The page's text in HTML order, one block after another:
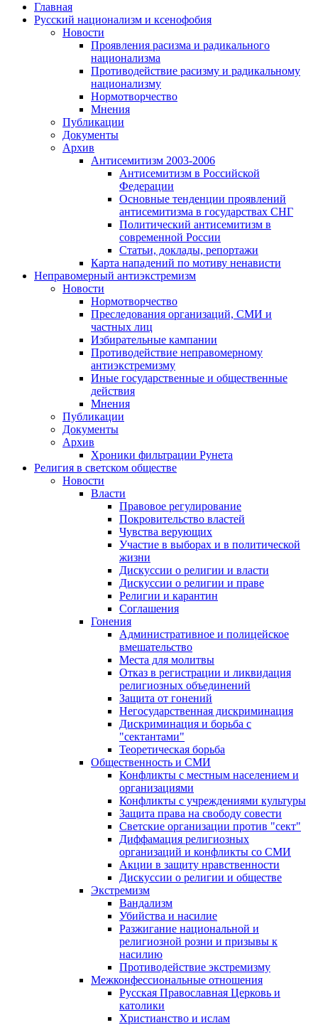
Главная
Русский национализм и ксенофобия
Новости
Проявления расизма и радикального
национализма
Противодействие расизму и радикальному
национализму
Нормотворчество
Мнения
Публикации
Документы
Архив
Антисемитизм 2003-2006
Антисемитизм в Российской
Федерации
Основные тенденции проявлений
антисемитизма в государствах СНГ
Политический антисемитизм в
современной России
Статьи, доклады, репортажи
Карта нападений по мотиву ненависти
Неправомерный антиэкстремизм
Новости
Нормотворчество
Преследования организаций, СМИ и
частных лиц
Избирательные кампании
Противодействие неправомерному
антиэкстремизму
Иные государственные и общественные
действия
Мнения
Публикации
Документы
Архив
Хроники фильтрации Рунета
Религия в светском обществе
Новости
Власти
Правовое регулирование
Покровительство властей
Чувства верующих
Участие в выборах и в политической
жизни
Дискуссии о религии и власти
Дискуссии о религии и праве
Религии и карантин
Соглашения
Гонения
Административное и полицейское
вмешательство
Места для молитвы
Отказ в регистрации и ликвидация
религиозных объединений
Защита от гонений
Негосударственная дискриминация
Дискриминация и борьба с
"сектантами"
Теоретическая борьба
Общественность и СМИ
Конфликты с местным населением и
организациями
Конфликты с учреждениями культуры
Защита права на свободу совести
Светские организации против "сект"
Диффамация религиозных
организаций и конфликты со СМИ
Акции в защиту нравственности
Дискуссии о религии и обществе
Экстремизм
Вандализм
Убийства и насилие
Разжигание национальной и
религиозной розни и призывы к
насилию
Противодействие экстремизму
Межконфессиональные отношения
Русская Православная Церковь и
католики
Христианство и ислам